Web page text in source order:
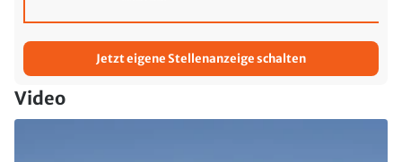
Jetzt eigene Stellenanzeige schalten
Video